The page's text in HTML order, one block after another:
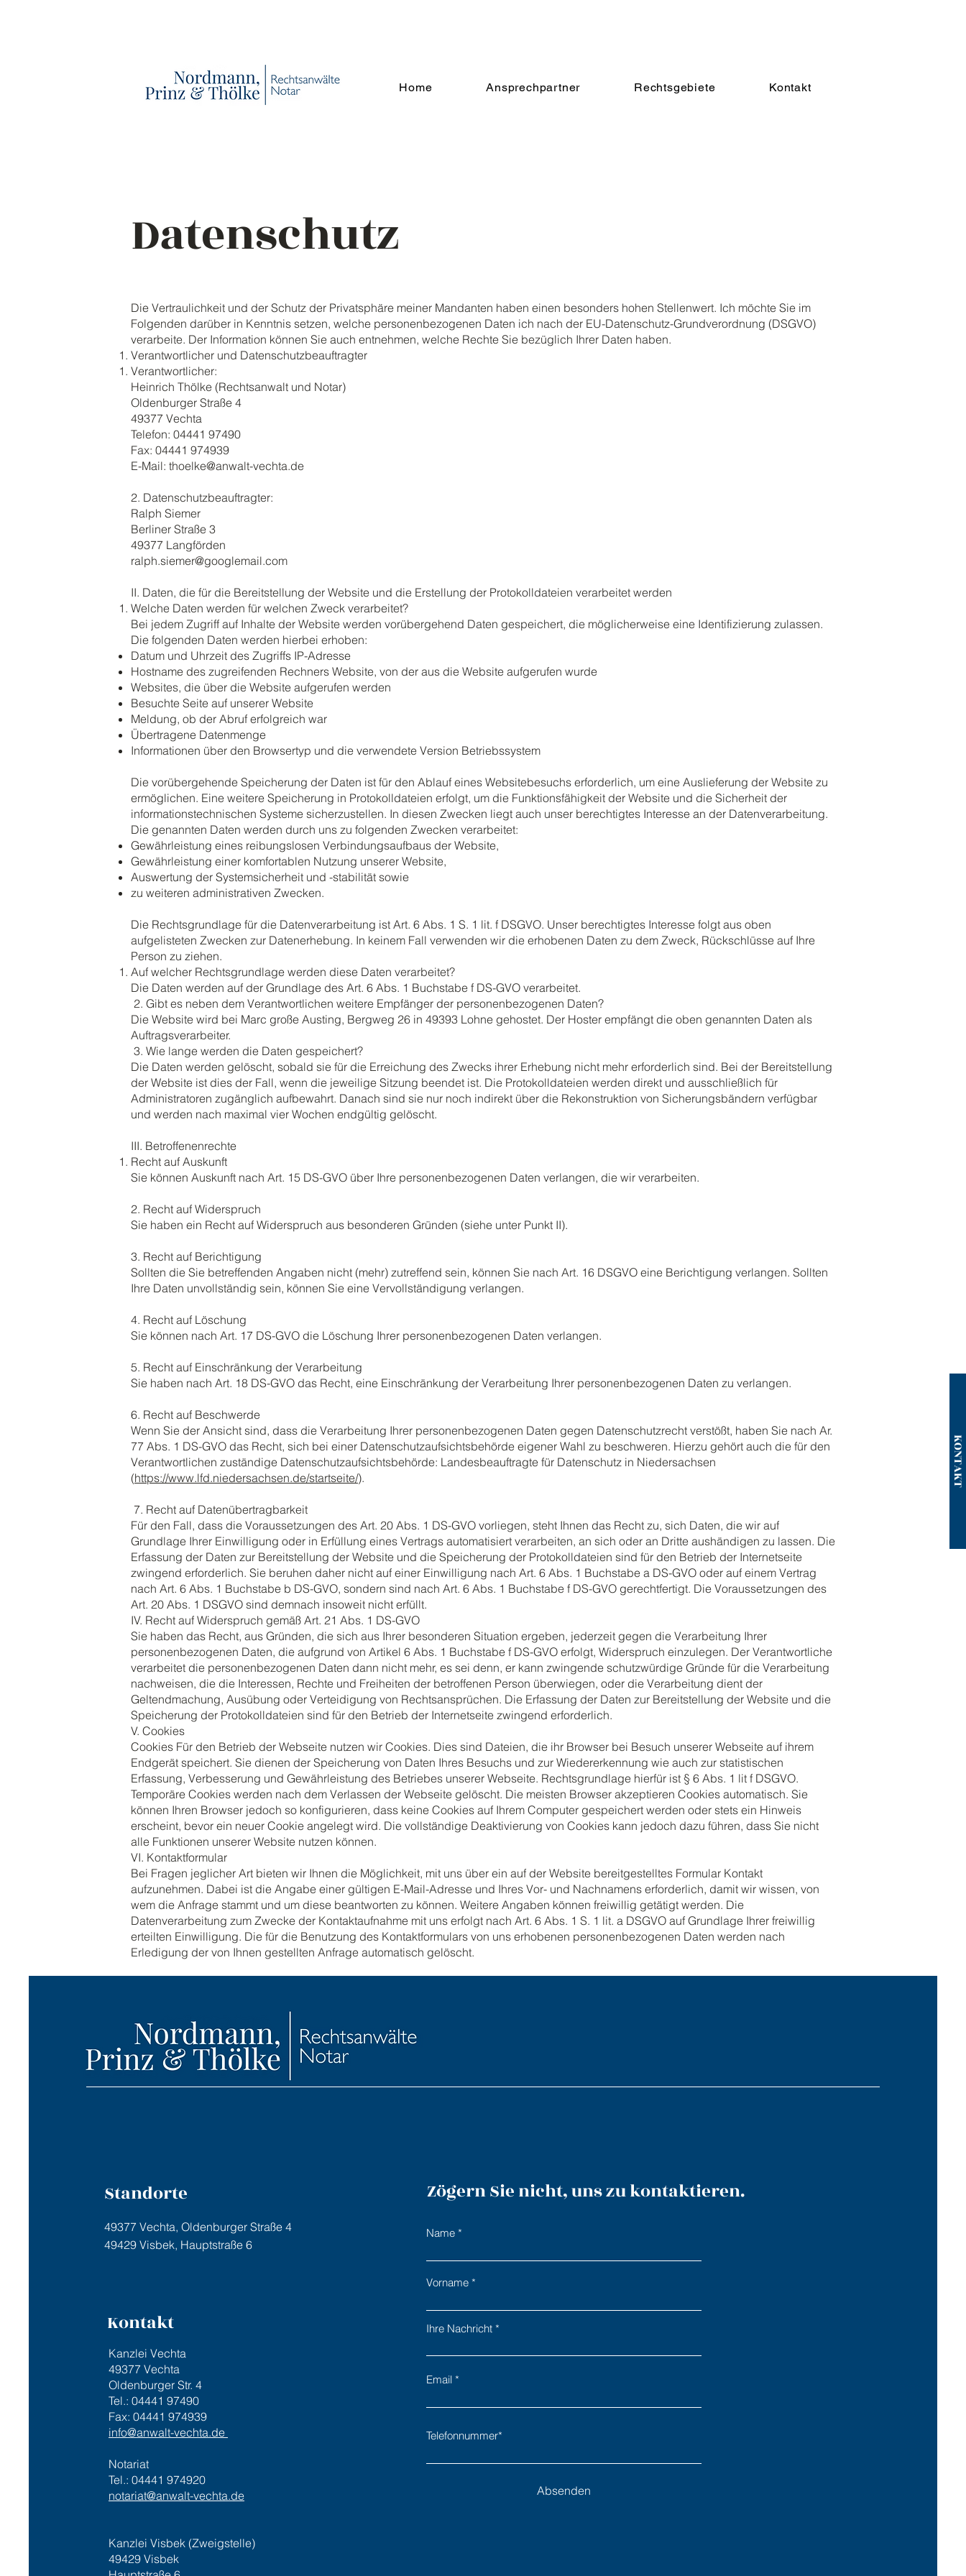
Home Ansprechpartner Rechtsgebiete Kontakt
KONTAKT
Datenschutz
Die Vertraulichkeit und der Schutz der Privatsphäre meiner Mandanten haben einen besonders hohen Stellenwert. Ich möchte Sie im
Folgenden darüber in Kenntnis setzen, welche personenbezogenen Daten ich nach der EU-Datenschutz-Grundverordnung (DSGVO)
verarbeite. Der Information können Sie auch entnehmen, welche Rechte Sie bezüglich Ihrer Daten haben.
Verantwortlicher und Datenschutzbeauftragter
Verantwortlicher:
Heinrich Thölke (Rechtsanwalt und Notar)
Oldenburger Straße 4
49377 Vechta
Telefon: 04441 97490
Fax: 04441 974939
E-Mail: thoelke@anwalt-vechta.de
2. Datenschutzbeauftragter:
Ralph Siemer
Berliner Straße 3
49377 Langförden
ralph.siemer@googlemail.com
II. Daten, die für die Bereitstellung der Website und die Erstellung der Protokolldateien verarbeitet werden
Welche Daten werden für welchen Zweck verarbeitet?
Bei jedem Zugriff auf Inhalte der Website werden vorübergehend Daten gespeichert, die möglicherweise eine Identifizierung zulassen.
Die folgenden Daten werden hierbei erhoben:
Datum und Uhrzeit des Zugriffs IP-Adresse
Hostname des zugreifenden Rechners Website, von der aus die Website aufgerufen wurde
Websites, die über die Website aufgerufen werden
Besuchte Seite auf unserer Website
Meldung, ob der Abruf erfolgreich war
Übertragene Datenmenge
Informationen über den Browsertyp und die verwendete Version Betriebssystem
Die vorübergehende Speicherung der Daten ist für den Ablauf eines Websitebesuchs erforderlich, um eine Auslieferung der Website zu
ermöglichen. Eine weitere Speicherung in Protokolldateien erfolgt, um die Funktionsfähigkeit der Website und die Sicherheit der
informationstechnischen Systeme sicherzustellen. In diesen Zwecken liegt auch unser berechtigtes Interesse an der Datenverarbeitung.
Die genannten Daten werden durch uns zu folgenden Zwecken verarbeitet:
Gewährleistung eines reibungslosen Verbindungsaufbaus der Website,
Gewährleistung einer komfortablen Nutzung unserer Website,
Auswertung der Systemsicherheit und -stabilität sowie
zu weiteren administrativen Zwecken.
Die Rechtsgrundlage für die Datenverarbeitung ist Art. 6 Abs. 1 S. 1 lit. f DSGVO. Unser berechtigtes Interesse folgt aus oben
aufgelisteten Zwecken zur Datenerhebung. In keinem Fall verwenden wir die erhobenen Daten zu dem Zweck, Rückschlüsse auf Ihre
Person zu ziehen.
Auf welcher Rechtsgrundlage werden diese Daten verarbeitet?
Die Daten werden auf der Grundlage des Art. 6 Abs. 1 Buchstabe f DS-GVO verarbeitet.
2. Gibt es neben dem Verantwortlichen weitere Empfänger der personenbezogenen Daten?
Die Website wird bei Marc große Austing, Bergweg 26 in 49393 Lohne gehostet. Der Hoster empfängt die oben genannten Daten als
Auftragsverarbeiter.
3. Wie lange werden die Daten gespeichert?
Die Daten werden gelöscht, sobald sie für die Erreichung des Zwecks ihrer Erhebung nicht mehr erforderlich sind. Bei der Bereitstellung
der Website ist dies der Fall, wenn die jeweilige Sitzung beendet ist. Die Protokolldateien werden direkt und ausschließlich für
Administratoren zugänglich aufbewahrt. Danach sind sie nur noch indirekt über die Rekonstruktion von Sicherungsbändern verfügbar
und werden nach maximal vier Wochen endgültig gelöscht.
III. Betroffenenrechte
Recht auf Auskunft
Sie können Auskunft nach Art. 15 DS-GVO über Ihre personenbezogenen Daten verlangen, die wir verarbeiten.
2. Recht auf Widerspruch
Sie haben ein Recht auf Widerspruch aus besonderen Gründen (siehe unter Punkt II).
3. Recht auf Berichtigung
Sollten die Sie betreffenden Angaben nicht (mehr) zutreffend sein, können Sie nach Art. 16 DSGVO eine Berichtigung verlangen. Sollten
Ihre Daten unvollständig sein, können Sie eine Vervollständigung verlangen.
4. Recht auf Löschung
Sie können nach Art. 17 DS-GVO die Löschung Ihrer personenbezogenen Daten verlangen.
5. Recht auf Einschränkung der Verarbeitung
Sie haben nach Art. 18 DS-GVO das Recht, eine Einschränkung der Verarbeitung Ihrer personenbezogenen Daten zu verlangen.
6. Recht auf Beschwerde
Wenn Sie der Ansicht sind, dass die Verarbeitung Ihrer personenbezogenen Daten gegen Datenschutzrecht verstößt, haben Sie nach Ar.
77 Abs. 1 DS-GVO das Recht, sich bei einer Datenschutzaufsichtsbehörde eigener Wahl zu beschweren. Hierzu gehört auch die für den
Verantwortlichen zuständige Datenschutzaufsichtsbehörde: Landesbeauftragte für Datenschutz in Niedersachsen
(https://www.lfd.niedersachsen.de/startseite/).
7. Recht auf Datenübertragbarkeit
Für den Fall, dass die Voraussetzungen des Art. 20 Abs. 1 DS-GVO vorliegen, steht Ihnen das Recht zu, sich Daten, die wir auf
Grundlage Ihrer Einwilligung oder in Erfüllung eines Vertrags automatisiert verarbeiten, an sich oder an Dritte aushändigen zu lassen. Die
Erfassung der Daten zur Bereitstellung der Website und die Speicherung der Protokolldateien sind für den Betrieb der Internetseite
zwingend erforderlich. Sie beruhen daher nicht auf einer Einwilligung nach Art. 6 Abs. 1 Buchstabe a DS-GVO oder auf einem Vertrag
nach Art. 6 Abs. 1 Buchstabe b DS-GVO, sondern sind nach Art. 6 Abs. 1 Buchstabe f DS-GVO gerechtfertigt. Die Voraussetzungen des
Art. 20 Abs. 1 DSGVO sind demnach insoweit nicht erfüllt.
IV. Recht auf Widerspruch gemäß Art. 21 Abs. 1 DS-GVO
Sie haben das Recht, aus Gründen, die sich aus Ihrer besonderen Situation ergeben, jederzeit gegen die Verarbeitung Ihrer
personenbezogenen Daten, die aufgrund von Artikel 6 Abs. 1 Buchstabe f DS-GVO erfolgt, Widerspruch einzulegen. Der Verantwortliche
verarbeitet die personenbezogenen Daten dann nicht mehr, es sei denn, er kann zwingende schutzwürdige Gründe für die Verarbeitung
nachweisen, die die Interessen, Rechte und Freiheiten der betroffenen Person überwiegen, oder die Verarbeitung dient der
Geltendmachung, Ausübung oder Verteidigung von Rechtsansprüchen. Die Erfassung der Daten zur Bereitstellung der Website und die
Speicherung der Protokolldateien sind für den Betrieb der Internetseite zwingend erforderlich.
V. Cookies
Cookies Für den Betrieb der Webseite nutzen wir Cookies. Dies sind Dateien, die ihr Browser bei Besuch unserer Webseite auf ihrem
Endgerät speichert. Sie dienen der Speicherung von Daten Ihres Besuchs und zur Wiedererkennung wie auch zur statistischen
Erfassung, Verbesserung und Gewährleistung des Betriebes unserer Webseite. Rechtsgrundlage hierfür ist § 6 Abs. 1 lit f DSGVO.
Temporäre Cookies werden nach dem Verlassen der Webseite gelöscht. Die meisten Browser akzeptieren Cookies automatisch. Sie
können Ihren Browser jedoch so konfigurieren, dass keine Cookies auf Ihrem Computer gespeichert werden oder stets ein Hinweis
erscheint, bevor ein neuer Cookie angelegt wird. Die vollständige Deaktivierung von Cookies kann jedoch dazu führen, dass Sie nicht
alle Funktionen unserer Website nutzen können.
VI. Kontaktformular
Bei Fragen jeglicher Art bieten wir Ihnen die Möglichkeit, mit uns über ein auf der Website bereitgestelltes Formular Kontakt
aufzunehmen. Dabei ist die Angabe einer gültigen E-Mail-Adresse und Ihres Vor- und Nachnamens erforderlich, damit wir wissen, von
wem die Anfrage stammt und um diese beantworten zu können. Weitere Angaben können freiwillig getätigt werden. Die
Datenverarbeitung zum Zwecke der Kontaktaufnahme mit uns erfolgt nach Art. 6 Abs. 1 S. 1 lit. a DSGVO auf Grundlage Ihrer freiwillig
erteilten Einwilligung. Die für die Benutzung des Kontaktformulars von uns erhobenen personenbezogenen Daten werden nach
Erledigung der von Ihnen gestellten Anfrage automatisch gelöscht.
Standorte
49377 Vechta, Oldenburger Straße 4
49429 Visbek, Hauptstraße 6
Kontakt
Kanzlei Vechta
49377 Vechta
Oldenburger Str. 4
Tel.: 04441 97490
Fax: 04441 974939
info@anwalt-vechta.de
Notariat
Tel.: 04441 974920
notariat@anwalt-vechta.de
Kanzlei Visbek (Zweigstelle)
49429 Visbek
Zögern Sie nicht, uns zu kontaktieren.
Name
Vorname
Ihre Nachricht
Email
Telefonnummer*
Absenden